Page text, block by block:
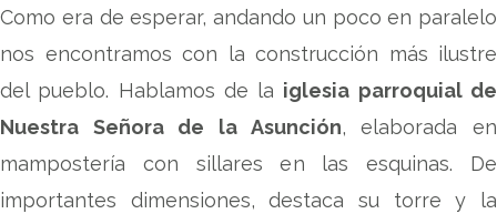
Como era de esperar, andando un poco en paralelo
nos encontramos con la construcción más ilustre
del pueblo. Hablamos de la iglesia parroquial de
Nuestra Señora de la Asunción, elaborada en
mampostería con sillares en las esquinas. De
importantes dimensiones, destaca su torre y la